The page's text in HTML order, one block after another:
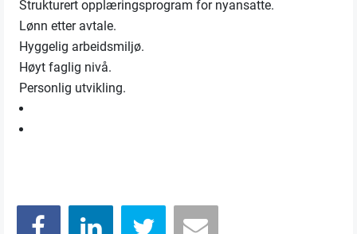
Strukturert opplæringsprogram for nyansatte.
Lønn etter avtale.
Hyggelig arbeidsmiljø.
Høyt faglig nivå.
Personlig utvikling.